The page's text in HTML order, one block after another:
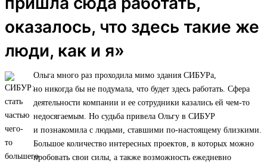
оказалось, что здесь такие же
люди, как и я»
Ольга много раз проходила мимо здания СИБУРа,
но никогда бы не подумала, что будет здесь работать. Сфера
деятельности компании и ее сотрудники казались ей чем-то
недосягаемым. Но судьба привела Ольгу в СИБУР
и познакомила с людьми, ставшими по-настоящему близкими.
Большое количество интересных проектов, в которых можно
пробовать свои силы, а также возможность ежедневно